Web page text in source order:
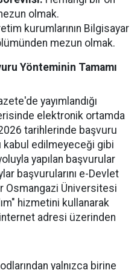
olmak.
kurumlarının Bilgisayar
mezun olmak.
Yönteminin Tamamı
yayımlandığı
elektronik ortamda
tarihlerinde başvuru
kabul edilmeyeceği gibi
yapılan başvurular
başvurularını e-Devlet
Osmangazi Üniversitesi
hizmetini kullanarak
adresi üzerinden
yalnızca birine